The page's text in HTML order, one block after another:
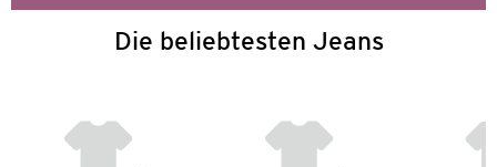
Die beliebtesten Jeans